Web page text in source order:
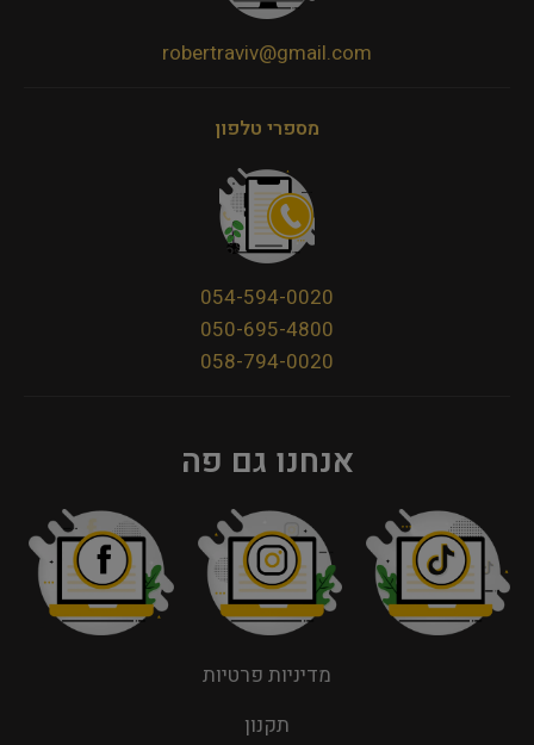
robertraviv@gmail.com
מספרי טלפון
054-594-0020
050-695-4800
058-794-0020
אנחנו גם פה
מדיניות פרטיות
תקנון